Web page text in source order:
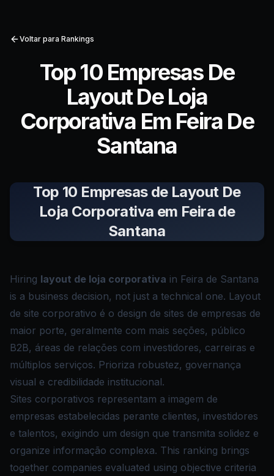
Voltar para Rankings
Top 10 Empresas De
Layout De Loja
Corporativa Em Feira De
Santana
Top 10 Empresas de Layout De
Loja Corporativa em Feira de
Santana
Hiring layout de loja corporativa in Feira de Santana
is a business decision, not just a technical one. Layout
de site corporativo é o design de sites de empresas de
maior porte, geralmente com mais seções, público
B2B, áreas de relações com investidores, carreiras e
múltiplos serviços. Prioriza robustez, governança
visual e credibilidade institucional.
Sites corporativos representam a imagem de
empresas estabelecidas perante clientes, investidores
e talentos, exigindo um design que transmita solidez e
organize informação complexa. This ranking brings
together companies evaluated using objective criteria